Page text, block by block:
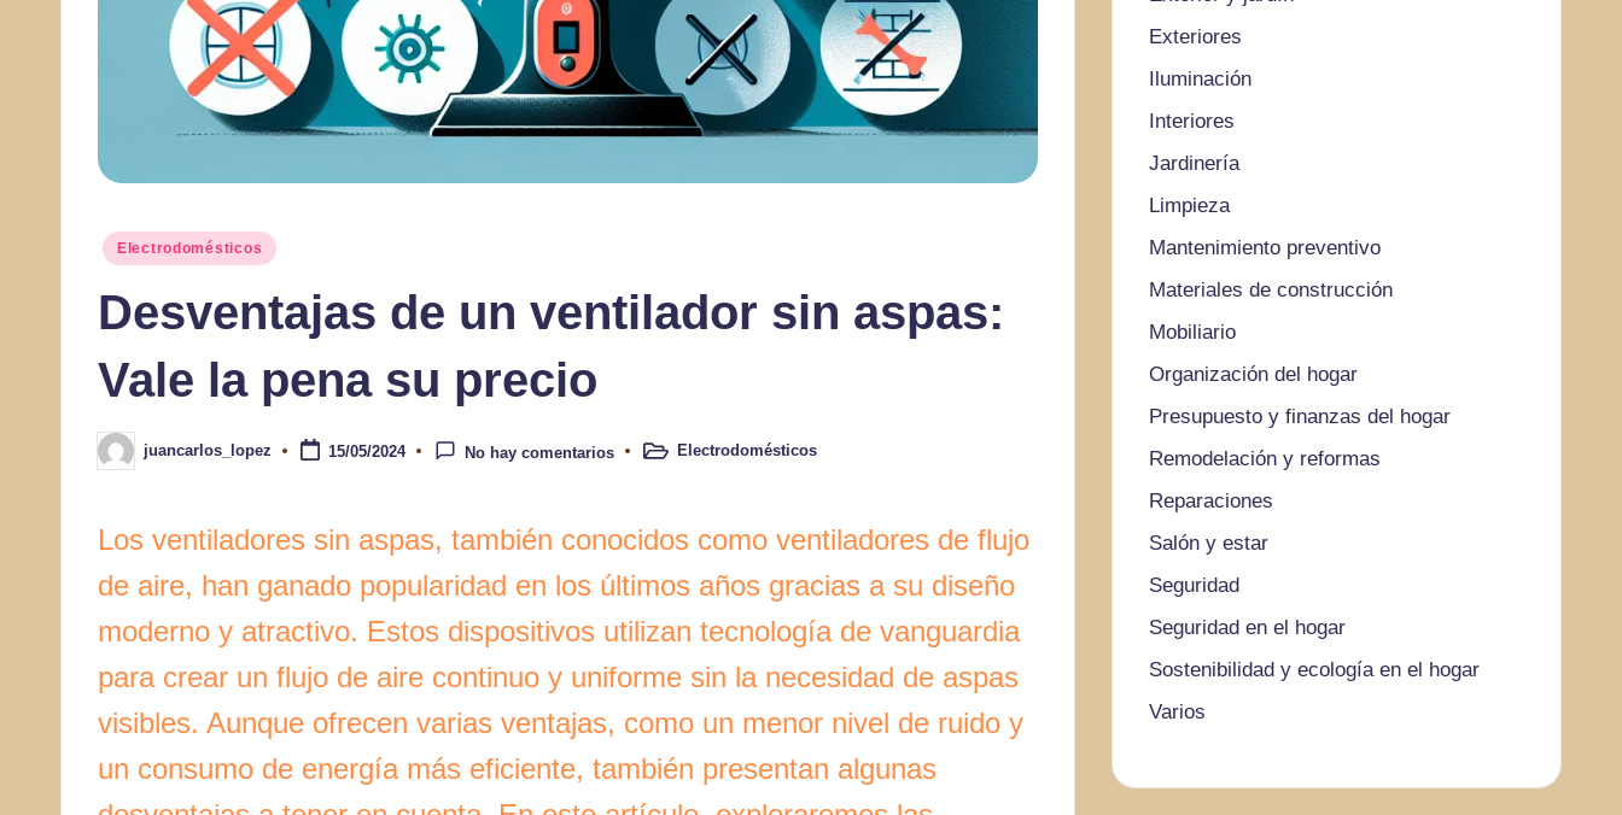
Publicado
Electrodomésticos
Desventajas de un ventilador sin aspas:
Vale la pena su precio
Publicado
por
juancarlos_lopez 15/05/2024 No hay comentarios
PublicadoElectrodomésticos
Los ventiladores sin aspas, también conocidos como ventiladores de flujo
de aire, han ganado popularidad en los últimos años gracias a su diseño
moderno y atractivo. Estos dispositivos utilizan tecnología de vanguardia
para crear un flujo de aire continuo y uniforme sin la necesidad de aspas
visibles. Aunque ofrecen varias ventajas, como un menor nivel de ruido y
un consumo de energía más eficiente, también presentan algunas
Exteriores
Iluminación
Interiores
Jardinería
Limpieza
Mantenimiento preventivo
Materiales de construcción
Mobiliario
Organización del hogar
Presupuesto y finanzas del hogar
Remodelación y reformas
Reparaciones
Salón y estar
Seguridad
Seguridad en el hogar
Sostenibilidad y ecología en el hogar
Varios